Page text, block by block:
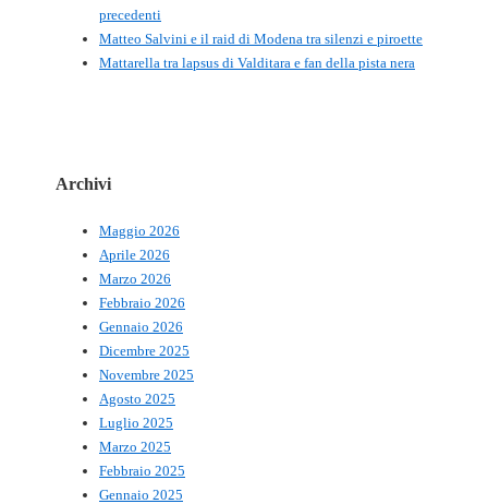
precedenti
Matteo Salvini e il raid di Modena tra silenzi e piroette
Mattarella tra lapsus di Valditara e fan della pista nera
Archivi
Maggio 2026
Aprile 2026
Marzo 2026
Febbraio 2026
Gennaio 2026
Dicembre 2025
Novembre 2025
Agosto 2025
Luglio 2025
Marzo 2025
Febbraio 2025
Gennaio 2025